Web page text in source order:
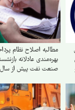
مطالبه اصلاح نظام پرداخت و
بهره‌مندی عادلانه بازنشستگان
صنعت نفت پیش از سال ۱۳۹۳